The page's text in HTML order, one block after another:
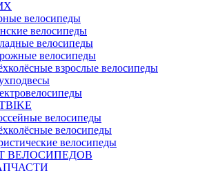
велосипеды
велосипеды
велосипеды
велосипеды
взрослые велосипеды
велосипеды
велосипеды
велосипеды
ВЕЛОСИПЕДОВ